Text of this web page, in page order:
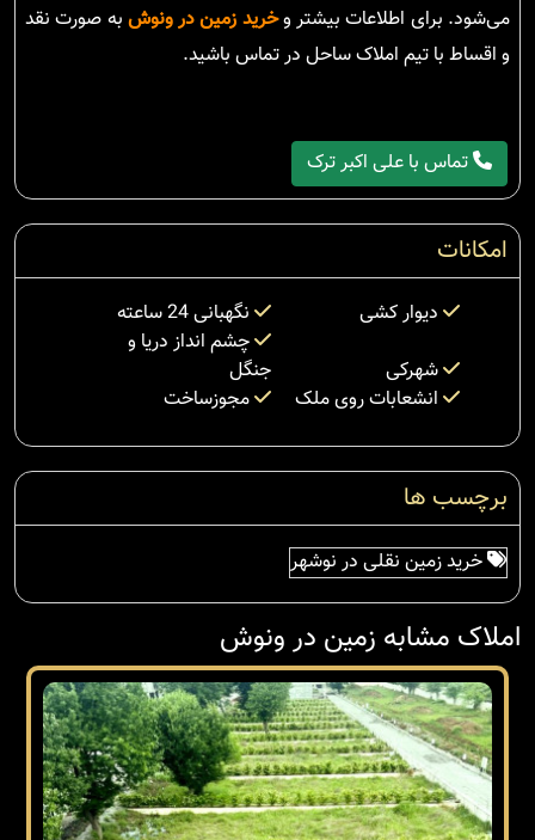
می‌شود. برای اطلاعات بیشتر وخرید زمین در ونوش به صورت نقد
و اقساط با تیم املاک ساحل در تماس باشید.
تماس با علی اکبر ترک
امکانات
دیوار کشی
نگهبانی 24 ساعته
شهرکی
چشم انداز دریا و
جنگل
انشعابات روی ملک
مجوزساخت
برچسب ها
خرید زمین نقلی در نوشهر
املاک مشابه زمین در ونوش